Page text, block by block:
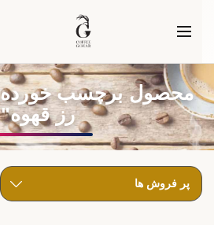
محصول برچسب خورده
رز قهوه"